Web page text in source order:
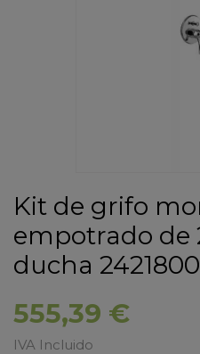
Kit de grifo
empotrado de
ducha
555,39 €
IVA Incluido